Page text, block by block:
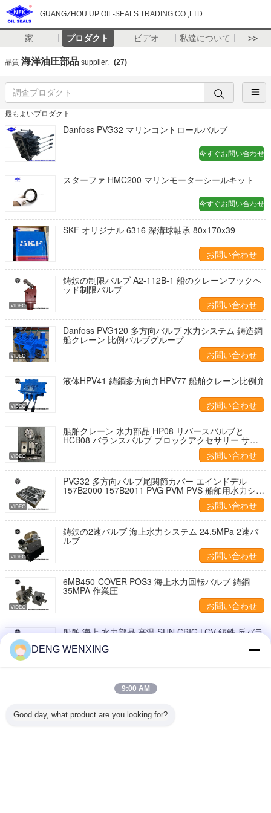
GUANGZHOU UP OIL-SEALS TRADING CO.,LTD
家 プロダクト ビデオ 私達について >>
品質 海洋油圧部品 supplier. (27)
最もよいプロダクト
Danfoss PVG32 マリンコントロールバルブ
今すぐお問い合わせ
スターファ HMC200 マリンモーターシールキット
今すぐお問い合わせ
SKF オリジナル 6316 深溝球軸承 80x170x39
お問い合わせ
鋳鉄の制限バルブ A2-112B-1 船のクレーンフックヘ
ッド制限バルブ
お問い合わせ
Danfoss PVG120 多方向バルブ 水力システム 鋳造鋼
船クレーン 比例バルブグループ
お問い合わせ
液体HPV41 鋳鋼多方向弁HPV77 船舶クレーン比例弁
お問い合わせ
船舶クレーン 水力部品 HP08 リバースバルブと
HCB08 バランスバルブ ブロックアクセサリー サプ
お問い合わせ
PVG32 多方向バルブ尾関節カバー エインドデル
157B2000 157B2011 PVG PVM PVS 船舶用水力シス
お問い合わせ
鋳鉄の2速バルブ 海上水力システム 24.5MPa 2速バ
ルブ
お問い合わせ
6MB450-COVER POS3 海上水力回転バルブ 鋳鋼
35MPA 作業圧
お問い合わせ
船舶 海上 水力部品 高温 SUN CBIG LCV 鋳鉄 反バラ
HP08 バランス バランス バランス バランス バランス
バランス バランス バランス バランス バランス バラ
バランス バランス バランス バランス バランス
DENG WENXING
9:00 AM
Good day, what product are you looking for?